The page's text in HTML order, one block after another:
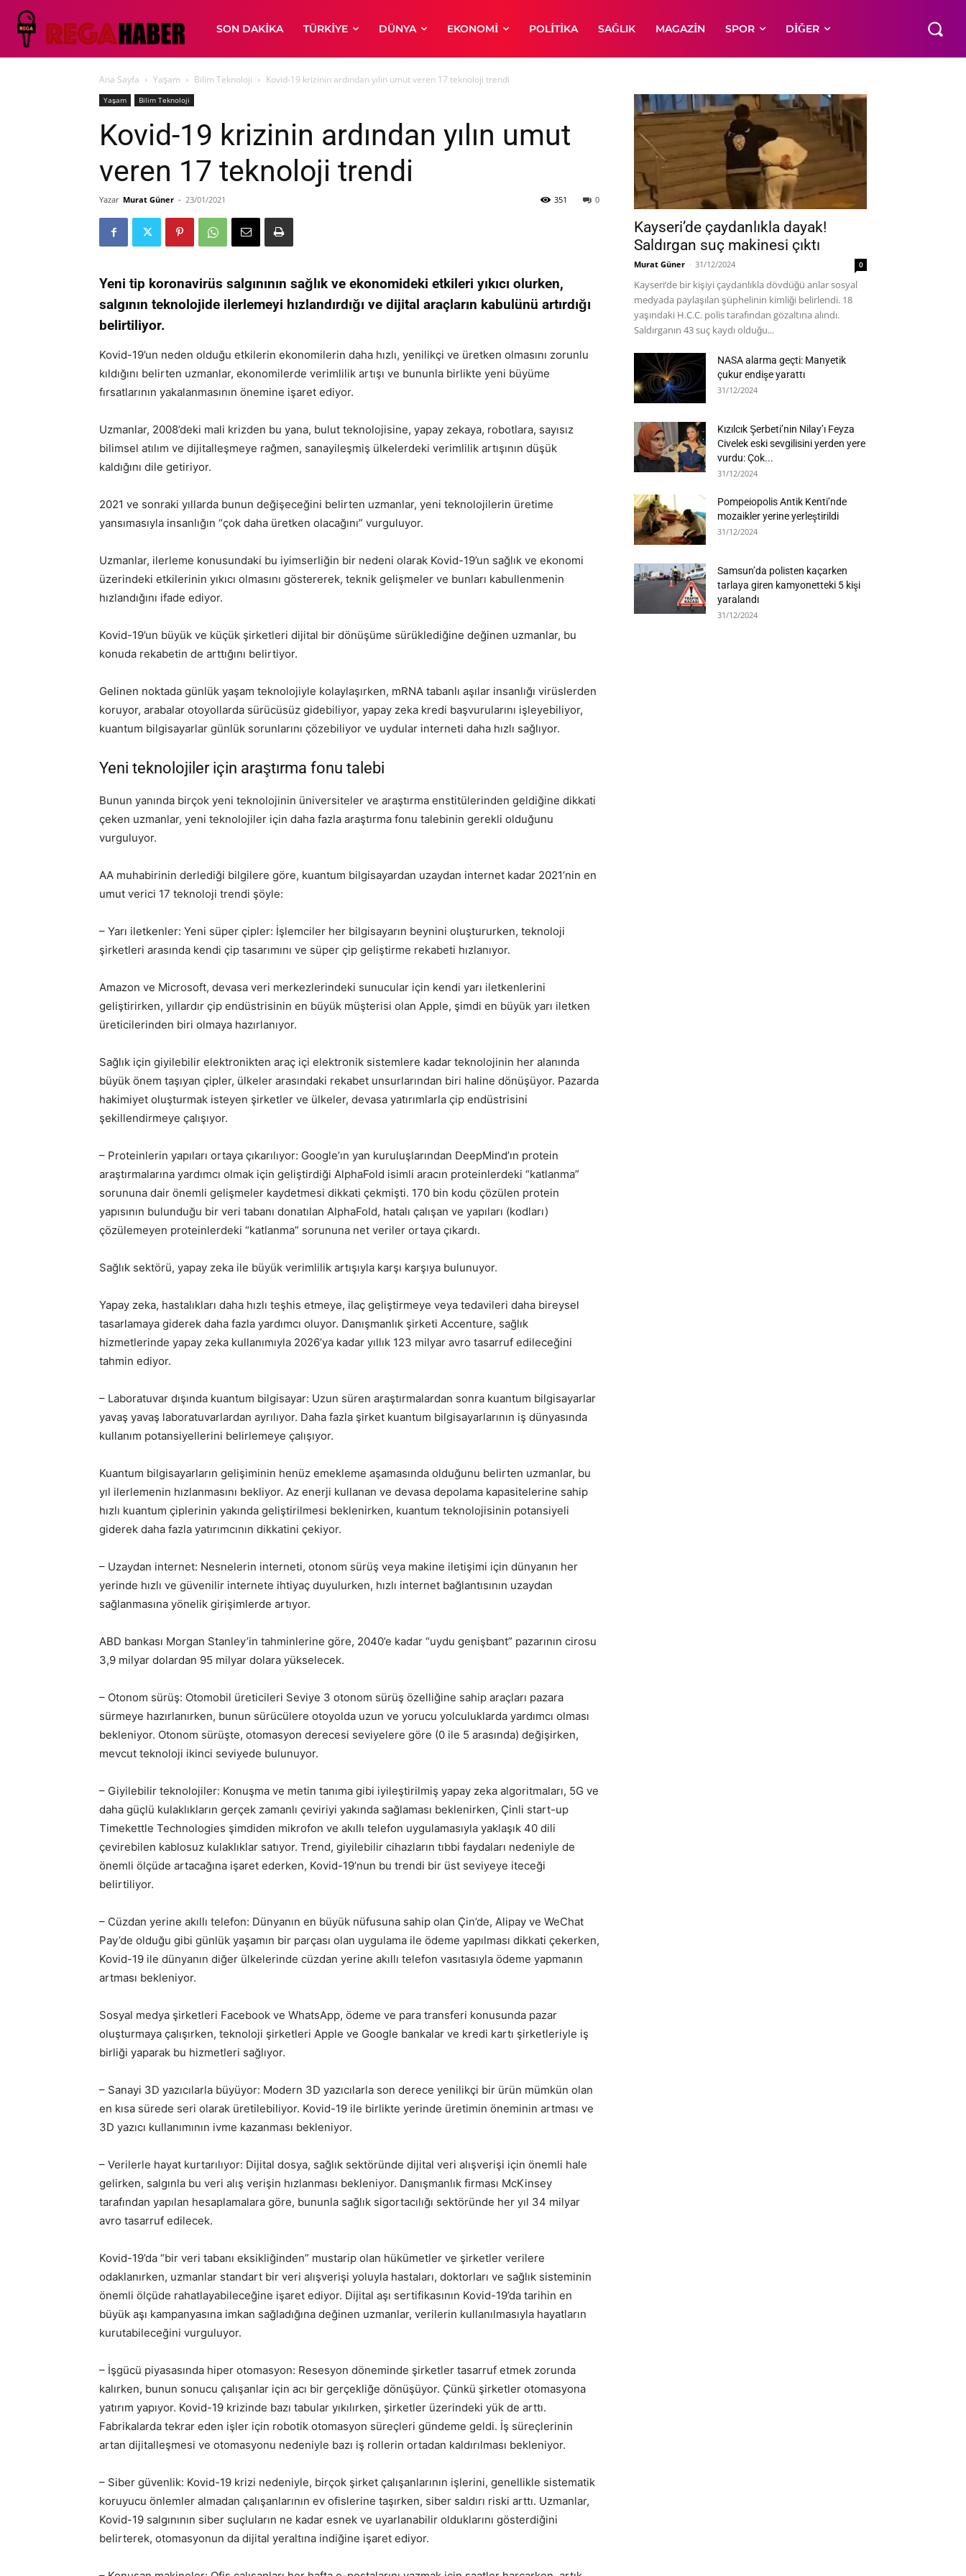
SON DAKIKA TÜRKIYE DÜNYA EKONOMI POLITIKA SAĞLIK MAGAZIN SPOR DIĞER
Ana Sayfa Yaşam Bilim Teknoloji Kovid-19 krizinin ardından yılın umut veren 17 teknoloji trendi
Yaşam Bilim Teknoloji
Kovid-19 krizinin ardından yılın umut
veren 17 teknoloji trendi
Yazar Murat Güner - 23/01/2021 0
351
Yeni tip koronavirüs salgınının sağlık ve ekonomideki etkileri yıkıcı olurken,
salgının teknolojide ilerlemeyi hızlandırdığı ve dijital araçların kabulünü artırdığı
belirtiliyor.
Kovid-19’un neden olduğu etkilerin ekonomilerin daha hızlı, yenilikçi ve üretken olmasını zorunlu
kıldığını belirten uzmanlar, ekonomilerde verimlilik artışı ve bununla birlikte yeni büyüme
fırsatlarının yakalanmasının önemine işaret ediyor.
Uzmanlar, 2008’deki mali krizden bu yana, bulut teknolojisine, yapay zekaya, robotlara, sayısız
bilimsel atılım ve dijitalleşmeye rağmen, sanayileşmiş ülkelerdeki verimlilik artışının düşük
kaldığını dile getiriyor.
2021 ve sonraki yıllarda bunun değişeceğini belirten uzmanlar, yeni teknolojilerin üretime
yansımasıyla insanlığın “çok daha üretken olacağını” vurguluyor.
Uzmanlar, ilerleme konusundaki bu iyimserliğin bir nedeni olarak Kovid-19’un sağlık ve ekonomi
üzerindeki etkilerinin yıkıcı olmasını göstererek, teknik gelişmeler ve bunları kabullenmenin
hızlandığını ifade ediyor.
Kovid-19’un büyük ve küçük şirketleri dijital bir dönüşüme sürüklediğine değinen uzmanlar, bu
konuda rekabetin de arttığını belirtiyor.
Gelinen noktada günlük yaşam teknolojiyle kolaylaşırken, mRNA tabanlı aşılar insanlığı virüslerden
koruyor, arabalar otoyollarda sürücüsüz gidebiliyor, yapay zeka kredi başvurularını işleyebiliyor,
kuantum bilgisayarlar günlük sorunlarını çözebiliyor ve uydular interneti daha hızlı sağlıyor.
Yeni teknolojiler için araştırma fonu talebi
Bunun yanında birçok yeni teknolojinin üniversiteler ve araştırma enstitülerinden geldiğine dikkati
çeken uzmanlar, yeni teknolojiler için daha fazla araştırma fonu talebinin gerekli olduğunu
vurguluyor.
AA muhabirinin derlediği bilgilere göre, kuantum bilgisayardan uzaydan internet kadar 2021’nin en
umut verici 17 teknoloji trendi şöyle:
– Yarı iletkenler: Yeni süper çipler: İşlemciler her bilgisayarın beynini oluştururken, teknoloji
şirketleri arasında kendi çip tasarımını ve süper çip geliştirme rekabeti hızlanıyor.
Amazon ve Microsoft, devasa veri merkezlerindeki sunucular için kendi yarı iletkenlerini
geliştirirken, yıllardır çip endüstrisinin en büyük müşterisi olan Apple, şimdi en büyük yarı iletken
üreticilerinden biri olmaya hazırlanıyor.
Sağlık için giyilebilir elektronikten araç içi elektronik sistemlere kadar teknolojinin her alanında
büyük önem taşıyan çipler, ülkeler arasındaki rekabet unsurlarından biri haline dönüşüyor. Pazarda
hakimiyet oluşturmak isteyen şirketler ve ülkeler, devasa yatırımlarla çip endüstrisini
şekillendirmeye çalışıyor.
– Proteinlerin yapıları ortaya çıkarılıyor: Google’ın yan kuruluşlarından DeepMind’ın protein
araştırmalarına yardımcı olmak için geliştirdiği AlphaFold isimli aracın proteinlerdeki “katlanma”
sorununa dair önemli gelişmeler kaydetmesi dikkati çekmişti. 170 bin kodu çözülen protein
yapısının bulunduğu bir veri tabanı donatılan AlphaFold, hatalı çalışan ve yapıları (kodları)
çözülemeyen proteinlerdeki “katlanma” sorununa net veriler ortaya çıkardı.
Sağlık sektörü, yapay zeka ile büyük verimlilik artışıyla karşı karşıya bulunuyor.
Yapay zeka, hastalıkları daha hızlı teşhis etmeye, ilaç geliştirmeye veya tedavileri daha bireysel
tasarlamaya giderek daha fazla yardımcı oluyor. Danışmanlık şirketi Accenture, sağlık
hizmetlerinde yapay zeka kullanımıyla 2026’ya kadar yıllık 123 milyar avro tasarruf edileceğini
tahmin ediyor.
– Laboratuvar dışında kuantum bilgisayar: Uzun süren araştırmalardan sonra kuantum bilgisayarlar
yavaş yavaş laboratuvarlardan ayrılıyor. Daha fazla şirket kuantum bilgisayarlarının iş dünyasında
kullanım potansiyellerini belirlemeye çalışıyor.
Kuantum bilgisayarların gelişiminin henüz emekleme aşamasında olduğunu belirten uzmanlar, bu
yıl ilerlemenin hızlanmasını bekliyor. Az enerji kullanan ve devasa depolama kapasitelerine sahip
hızlı kuantum çiplerinin yakında geliştirilmesi beklenirken, kuantum teknolojisinin potansiyeli
giderek daha fazla yatırımcının dikkatini çekiyor.
– Uzaydan internet: Nesnelerin interneti, otonom sürüş veya makine iletişimi için dünyanın her
yerinde hızlı ve güvenilir internete ihtiyaç duyulurken, hızlı internet bağlantısının uzaydan
sağlanmasına yönelik girişimlerde artıyor.
ABD bankası Morgan Stanley’in tahminlerine göre, 2040’e kadar “uydu genişbant” pazarının cirosu
3,9 milyar dolardan 95 milyar dolara yükselecek.
– Otonom sürüş: Otomobil üreticileri Seviye 3 otonom sürüş özelliğine sahip araçları pazara
sürmeye hazırlanırken, bunun sürücülere otoyolda uzun ve yorucu yolculuklarda yardımcı olması
bekleniyor. Otonom sürüşte, otomasyon derecesi seviyelere göre (0 ile 5 arasında) değişirken,
mevcut teknoloji ikinci seviyede bulunuyor.
– Giyilebilir teknolojiler: Konuşma ve metin tanıma gibi iyileştirilmiş yapay zeka algoritmaları, 5G ve
daha güçlü kulaklıkların gerçek zamanlı çeviriyi yakında sağlaması beklenirken, Çinli start-up
Timekettle Technologies şimdiden mikrofon ve akıllı telefon uygulamasıyla yaklaşık 40 dili
çevirebilen kablosuz kulaklıklar satıyor. Trend, giyilebilir cihazların tıbbi faydaları nedeniyle de
önemli ölçüde artacağına işaret ederken, Kovid-19’nun bu trendi bir üst seviyeye iteceği
belirtiliyor.
– Cüzdan yerine akıllı telefon: Dünyanın en büyük nüfusuna sahip olan Çin’de, Alipay ve WeChat
Pay’de olduğu gibi günlük yaşamın bir parçası olan uygulama ile ödeme yapılması dikkati çekerken,
Kovid-19 ile dünyanın diğer ülkelerinde cüzdan yerine akıllı telefon vasıtasıyla ödeme yapmanın
artması bekleniyor.
Sosyal medya şirketleri Facebook ve WhatsApp, ödeme ve para transferi konusunda pazar
oluşturmaya çalışırken, teknoloji şirketleri Apple ve Google bankalar ve kredi kartı şirketleriyle iş
birliği yaparak bu hizmetleri sağlıyor.
– Sanayi 3D yazıcılarla büyüyor: Modern 3D yazıcılarla son derece yenilikçi bir ürün mümkün olan
en kısa sürede seri olarak üretilebiliyor. Kovid-19 ile birlikte yerinde üretimin öneminin artması ve
3D yazıcı kullanımının ivme kazanması bekleniyor.
– Verilerle hayat kurtarılıyor: Dijital dosya, sağlık sektöründe dijital veri alışverişi için önemli hale
gelirken, salgınla bu veri alış verişin hızlanması bekleniyor. Danışmanlık firması McKinsey
tarafından yapılan hesaplamalara göre, bununla sağlık sigortacılığı sektöründe her yıl 34 milyar
avro tasarruf edilecek.
Kovid-19’da “bir veri tabanı eksikliğinden” mustarip olan hükümetler ve şirketler verilere
odaklanırken, uzmanlar standart bir veri alışverişi yoluyla hastaları, doktorları ve sağlık sisteminin
önemli ölçüde rahatlayabileceğine işaret ediyor. Dijital aşı sertifikasının Kovid-19’da tarihin en
büyük aşı kampanyasına imkan sağladığına değinen uzmanlar, verilerin kullanılmasıyla hayatların
kurutabileceğini vurguluyor.
– İşgücü piyasasında hiper otomasyon: Resesyon döneminde şirketler tasarruf etmek zorunda
kalırken, bunun sonucu çalışanlar için acı bir gerçekliğe dönüşüyor. Çünkü şirketler otomasyona
yatırım yapıyor. Kovid-19 krizinde bazı tabular yıkılırken, şirketler üzerindeki yük de arttı.
Fabrikalarda tekrar eden işler için robotik otomasyon süreçleri gündeme geldi. İş süreçlerinin
artan dijitalleşmesi ve otomasyonu nedeniyle bazı iş rollerin ortadan kaldırılması bekleniyor.
– Siber güvenlik: Kovid-19 krizi nedeniyle, birçok şirket çalışanlarının işlerini, genellikle sistematik
koruyucu önlemler almadan çalışanlarının ev ofislerine taşırken, siber saldırı riski arttı. Uzmanlar,
Kovid-19 salgınının siber suçluların ne kadar esnek ve uyarlanabilir olduklarını gösterdiğini
belirterek, otomasyonun da dijital yeraltına indiğine işaret ediyor.
Kayseri’de çaydanlıkla dayak!
Saldırgan suç makinesi çıktı
Murat Güner - 31/12/2024 0
Kayseri’de bir kişiyi çaydanlıkla dövdüğü anlar sosyal
medyada paylaşılan şüphelinin kimliği belirlendi. 18
yaşındaki H.C.C. polis tarafından gözaltına alındı.
Saldırganın 43 suç kaydı olduğu...
NASA alarma geçti: Manyetik
çukur endişe yarattı
31/12/2024
Kızılcık Şerbeti’nin Nilay’ı Feyza
Civelek eski sevgilisini yerden yere
vurdu: Çok...
31/12/2024
Pompeiopolis Antik Kenti’nde
mozaikler yerine yerleştirildi
31/12/2024
Samsun’da polisten kaçarken
tarlaya giren kamyonetteki 5 kişi
yaralandı
31/12/2024